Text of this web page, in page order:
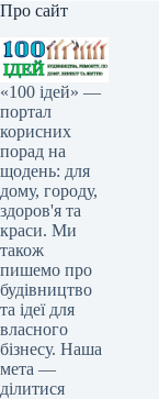
Про сайт
«100 ідей» —
портал
корисних
порад на
щодень: для
дому, городу,
здоров'я та
краси. Ми
також
пишемо про
будівництво
та ідеї для
власного
бізнесу. Наша
мета —
ділитися